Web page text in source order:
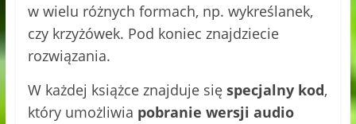
w wielu różnych formach, np. wykreślanek,
czy krzyżówek. Pod koniec znajdziecie
rozwiązania.
W każdej książce znajduje się specjalny kod,
który umożliwia pobranie wersji audio